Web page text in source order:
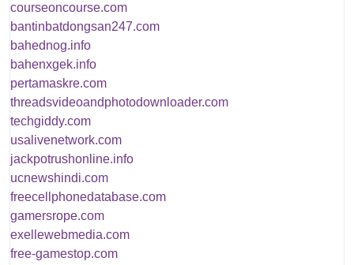
courseoncourse.com
bantinbatdongsan247.com
bahednog.info
bahenxgek.info
pertamaskre.com
threadsvideoandphotodownloader.com
techgiddy.com
usalivenetwork.com
jackpotrushonline.info
ucnewshindi.com
freecellphonedatabase.com
gamersrope.com
exellewebmedia.com
free-gamestop.com